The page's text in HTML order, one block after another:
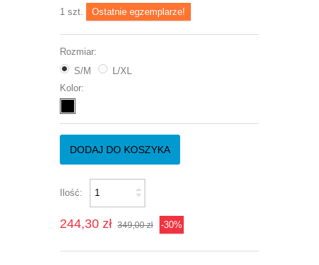
1 szt. Ostatnie egzemplarze!
Rozmiar:
S/M
L/XL
Kolor:
DODAJ DO KOSZYKA
Ilość:
244,30 zł 349,00 zł -30%